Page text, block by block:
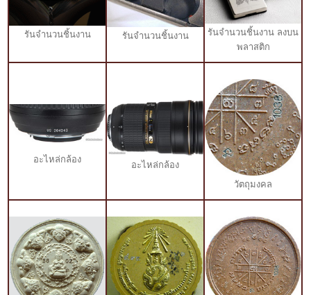
รันจำนวนชิ้นงาน รันจำนวนชิ้นงาน
รันจำนวนชิ้นงาน ลงบน
พลาสติก
อะไหล่กล้อง
อะไหล่กล้อง
วัตถุมงคล